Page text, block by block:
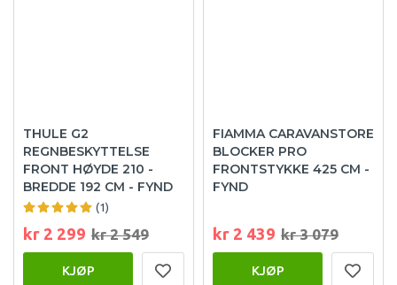
THULE G2
REGNBESKYTTELSE
FRONT HØYDE 210 -
BREDDE 192 CM - FYND
(1)
kr 2 299 kr 2 549
KJØP
FIAMMA CARAVANSTORE
BLOCKER PRO
FRONTSTYKKE 425 CM -
FYND
kr 2 439 kr 3 079
KJØP